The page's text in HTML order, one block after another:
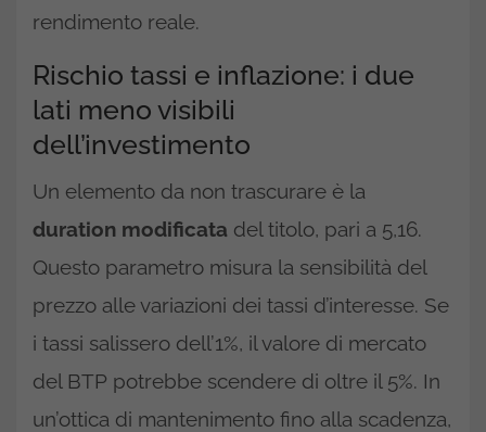
rendimento reale.
Rischio tassi e inflazione: i due
lati meno visibili
dell’investimento
Un elemento da non trascurare è la
duration modificata del titolo, pari a 5,16.
Questo parametro misura la sensibilità del
prezzo alle variazioni dei tassi d’interesse. Se
i tassi salissero dell’1%, il valore di mercato
del BTP potrebbe scendere di oltre il 5%. In
un’ottica di mantenimento fino alla scadenza,